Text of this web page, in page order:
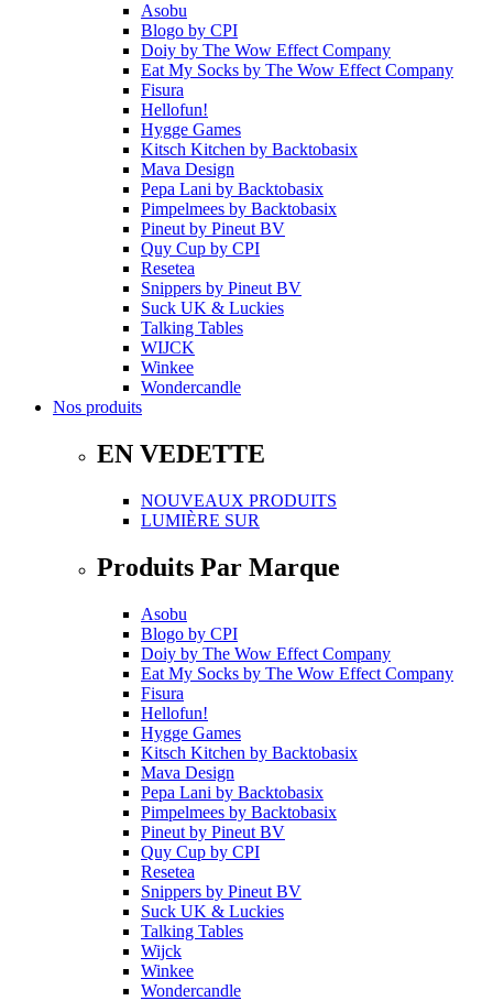
Asobu
Blogo by CPI
Doiy by The Wow Effect Company
Eat My Socks by The Wow Effect Company
Fisura
Hellofun!
Hygge Games
Kitsch Kitchen by Backtobasix
Mava Design
Pepa Lani by Backtobasix
Pimpelmees by Backtobasix
Pineut by Pineut BV
Quy Cup by CPI
Resetea
Snippers by Pineut BV
Suck UK & Luckies
Talking Tables
WIJCK
Winkee
Wondercandle
Nos produits
EN VEDETTE
NOUVEAUX PRODUITS
LUMIÈRE SUR
Produits Par Marque
Asobu
Blogo by CPI
Doiy by The Wow Effect Company
Eat My Socks by The Wow Effect Company
Fisura
Hellofun!
Hygge Games
Kitsch Kitchen by Backtobasix
Mava Design
Pepa Lani by Backtobasix
Pimpelmees by Backtobasix
Pineut by Pineut BV
Quy Cup by CPI
Resetea
Snippers by Pineut BV
Suck UK & Luckies
Talking Tables
Wijck
Winkee
Wondercandle